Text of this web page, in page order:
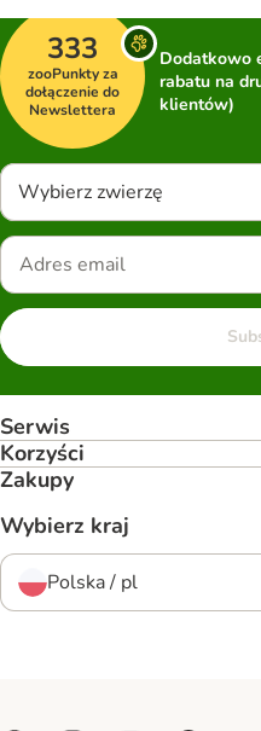
333
zooPunkty za
dołączenie do
Newslettera
Dodatkowo
rabatu na
klientów)
Wybierz zwierzę
Serwis
Korzyści
Zakupy
Wybierz kraj
Polska / pl